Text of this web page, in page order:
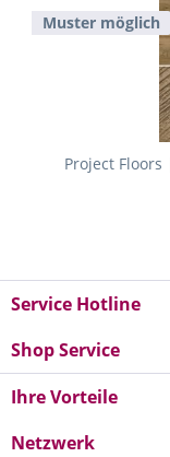
Muster möglich
Project Floors
Service Hotline
Shop Service
Ihre Vorteile
Netzwerk